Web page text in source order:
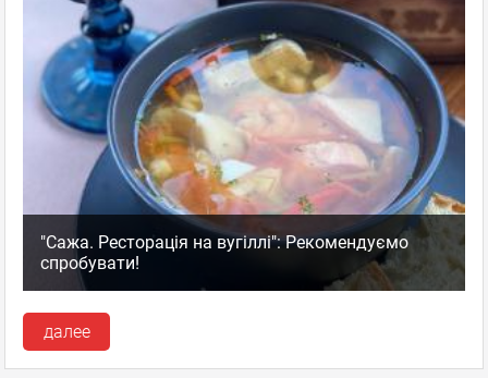
Тамила
Гость
02.11.2012 12:34
Вкуснятина к чаю
Концептуальное заведение!!!!!!!! Алея звезд,шляпки,приколы,
улыбки все есть. Киевлянам рекомендую поучится простоте
общения и внимательности у
официантов(добрые,милые,классные)
Кофе очень хороший,но больше всего запомнилось варенье -
абрикосовое с
"Сажа. Ресторація на вугіллі": Рекомендуємо
спробувати!
далее